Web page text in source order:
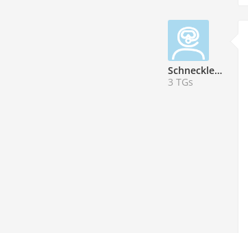
Schneckle195511
3 TGs